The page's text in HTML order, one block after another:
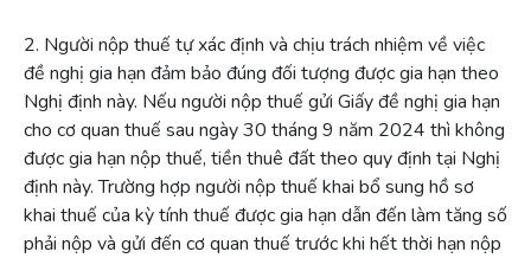
2. Người nộp thuế tự xác định và chịu trách nhiệm về việc
đề nghị gia hạn đảm bảo đúng đối tượng được gia hạn theo
Nghị định này. Nếu người nộp thuế gửi Giấy đề nghị gia hạn
cho cơ quan thuế sau ngày 30 tháng 9 năm 2024 thì không
được gia hạn nộp thuế, tiền thuê đất theo quy định tại Nghị
định này. Trường hợp người nộp thuế khai bổ sung hồ sơ
khai thuế của kỳ tính thuế được gia hạn dẫn đến làm tăng số
phải nộp và gửi đến cơ quan thuế trước khi hết thời hạn nộp